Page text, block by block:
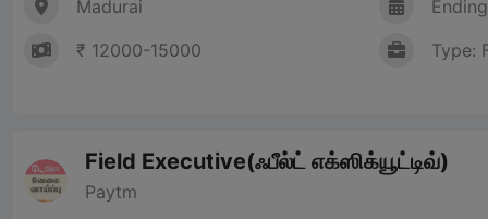
Madurai
₹ 12000-15000
Type:
Field Executive(ஃபீல்ட் எக்ஸிக்யூட்டிவ்)
Paytm